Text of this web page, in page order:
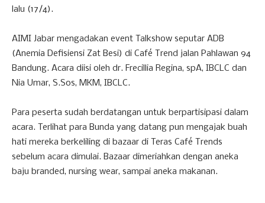
lalu (17/4).
AIMI Jabar mengadakan event Talkshow seputar ADB
(Anemia Defisiensi Zat Besi) di Café Trend jalan Pahlawan 94
Bandung. Acara diisi oleh dr. Frecillia Regina, spA, IBCLC dan
Nia Umar, S.Sos, MKM, IBCLC.
Para peserta sudah berdatangan untuk berpartisipasi dalam
acara. Terlihat para Bunda yang datang pun mengajak buah
hati mereka berkeliling di bazaar di Teras Café Trends
sebelum acara dimulai. Bazaar dimeriahkan dengan aneka
baju branded, nursing wear, sampai aneka makanan.